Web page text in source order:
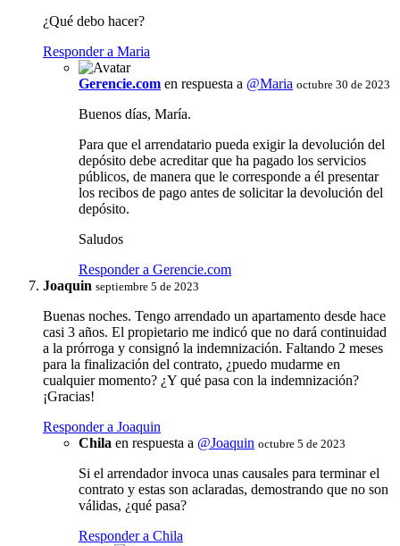
¿Qué debo hacer?
Responder a Maria
Gerencie.com en respuesta a @Maria octubre 30 de 2023
Buenos días, María.
Para que el arrendatario pueda exigir la devolución del
depósito debe acreditar que ha pagado los servicios
públicos, de manera que le corresponde a él presentar
los recibos de pago antes de solicitar la devolución del
depósito.
Saludos
Responder a Gerencie.com
Joaquin septiembre 5 de 2023
Buenas noches. Tengo arrendado un apartamento desde hace
casi 3 años. El propietario me indicó que no dará continuidad
a la prórroga y consignó la indemnización. Faltando 2 meses
para la finalización del contrato, ¿puedo mudarme en
cualquier momento? ¿Y qué pasa con la indemnización?
¡Gracias!
Responder a Joaquin
Chila en respuesta a @Joaquin octubre 5 de 2023
Si el arrendador invoca unas causales para terminar el
contrato y estas son aclaradas, demostrando que no son
válidas, ¿qué pasa?
Responder a Chila